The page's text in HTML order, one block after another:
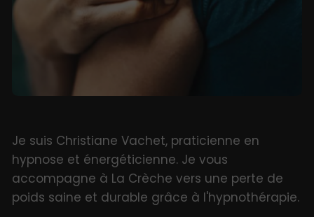
Je suis Christiane Vachet, praticienne en
hypnose et énergéticienne. Je vous
accompagne à La Crèche vers une perte de
poids saine et durable grâce à l'hypnothérapie.